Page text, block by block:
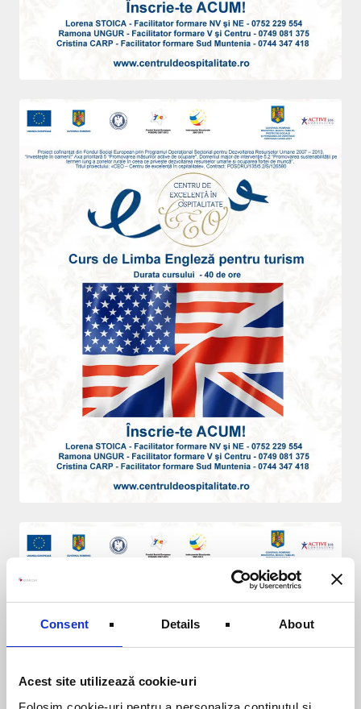
Consent Details About
Acest site utilizează cookie-uri